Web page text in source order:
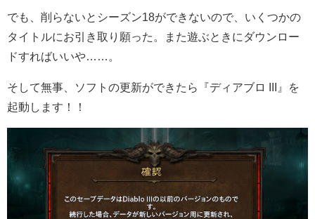
でも、削らないとシーズン18ができないので、いくつかの
タイトルにお引き取り願った。また遊ぶときにダウンロー
ドすればいいや……。
そして無事、ソフトの更新ができたら『ディアブロ III』を
起動します！！